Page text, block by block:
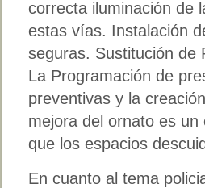
correcta iluminación de
estas vías. Instalación
seguras. Sustitución de
La Programación de
preventivas y la
mejora del ornato es
que los espacios
En cuanto al tema